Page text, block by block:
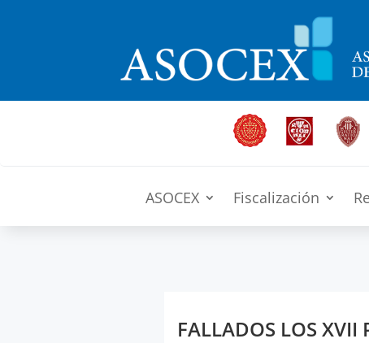
ASOCEX Fiscalización
FALLADOS LOS XVII